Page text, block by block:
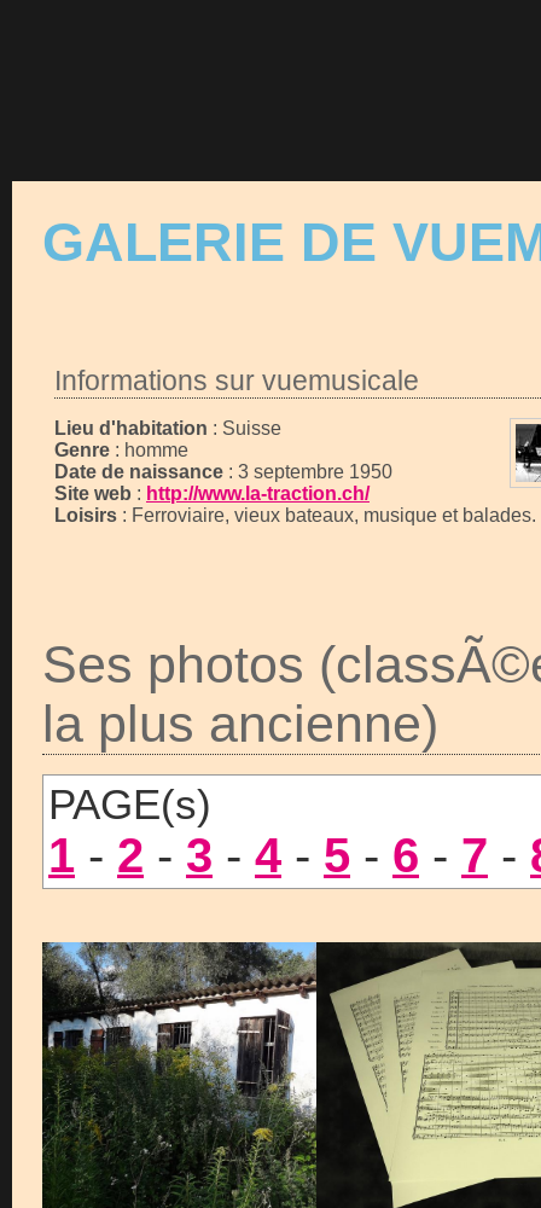
GALERIE DE
Informations sur vuemusicale
Lieu d'habitation : Suisse
Genre : homme
Date de naissance : 3 septembre 1950
Site web : http://www.la-traction.ch/
Loisirs : Ferroviaire, vieux bateaux, musique et balades.
Ses photos
la plus ancienne)
PAGE(s)
1 - 2 - 3 - 4 - 5 - 6 - 7 -